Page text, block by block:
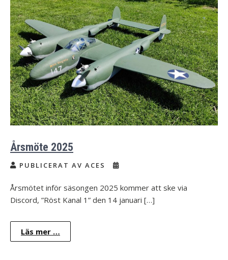
Årsmöte 2025
PUBLICERAT AV ACES
Årsmötet inför säsongen 2025 kommer att ske via
Discord, ”Röst Kanal 1” den 14 januari […]
Läs mer …